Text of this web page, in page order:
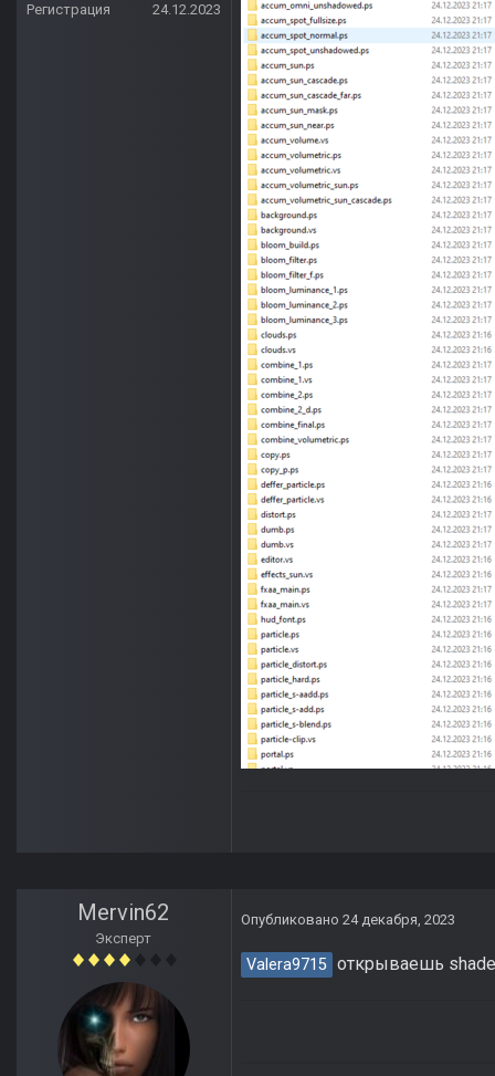
Регистрация
24.12.2023
Mervin62
Эксперт
Опубликовано 24 декабря, 2023
Valera9715 открываешь